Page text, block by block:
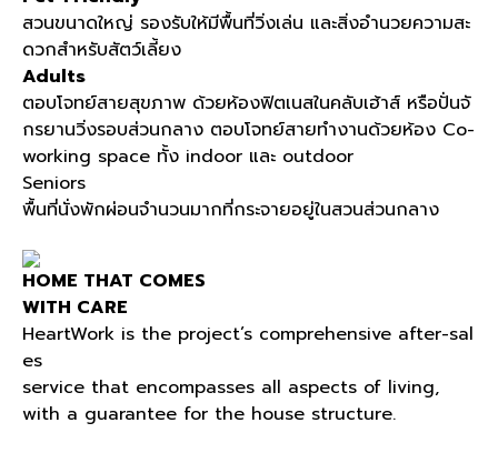
สวนขนาดใหญ่ รองรับให้มีพื้นที่วิ่งเล่น และสิ่งอำนวยความสะ
ดวกสำหรับสัตว์เลี้ยง
Adults
ตอบโจทย์สายสุขภาพ ด้วยห้องฟิตเนสในคลับเฮ้าส์ หรือปั่นจั
กรยานวิ่งรอบส่วนกลาง ตอบโจทย์สายทำงานด้วยห้อง Co-
working space ทั้ง indoor และ outdoor
Seniors
พื้นที่นั่งพักผ่อนจำนวนมากที่กระจายอยู่ในสวนส่วนกลาง
HOME THAT COMES
WITH CARE
HeartWork is the project’s comprehensive after-sal
es
service that encompasses all aspects of living,
with a guarantee for the house structure.